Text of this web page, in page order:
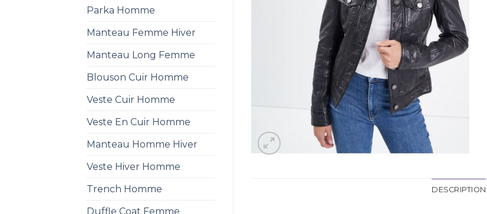
Parka Homme
Manteau Femme Hiver
Manteau Long Femme
Blouson Cuir Homme
Veste Cuir Homme
Veste En Cuir Homme
Manteau Homme Hiver
Veste Hiver Homme
Trench Homme
Duffle Coat Femme
DESCRIPTION